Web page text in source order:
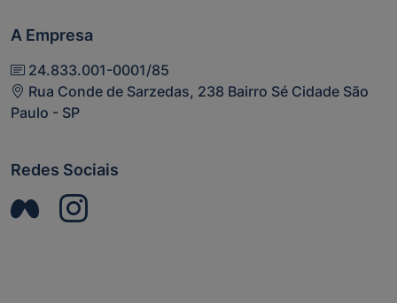
A Empresa
24.833.001-0001/85
Rua Conde de Sarzedas, 238 Bairro Sé Cidade São
Paulo - SP
Redes Sociais